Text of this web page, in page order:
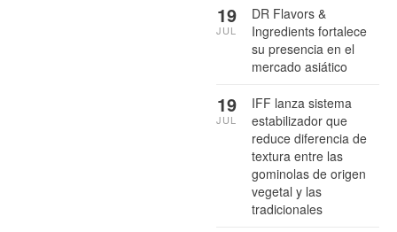
DR Flavors &
Ingredients fortalece
su presencia en el
mercado asiático
19
JUL
IFF lanza sistema
estabilizador que
reduce diferencia de
textura entre las
gominolas de origen
vegetal y las
tradicionales
19
JUL